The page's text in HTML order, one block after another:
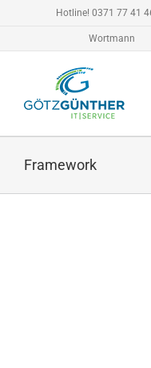
Hotline! 0371 77 41
Wortmann
Framework